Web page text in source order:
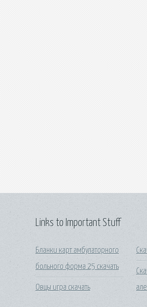
Links to Important Stuff
Бланки карт амбулаторного
больного форма 25 скачать
Овцы игра скачать